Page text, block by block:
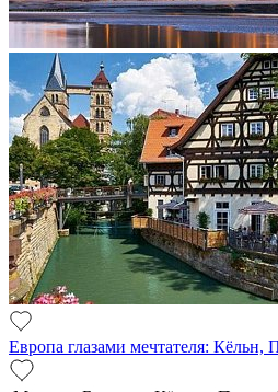
Европа глазами мечтателя: